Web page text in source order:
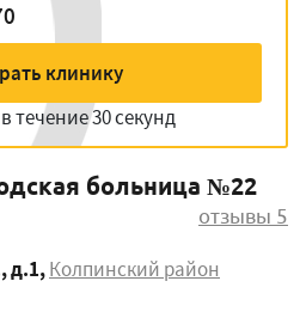
клинику
течение 30 секунд
больница №22
отзывы 5
д.1,Колпинский район